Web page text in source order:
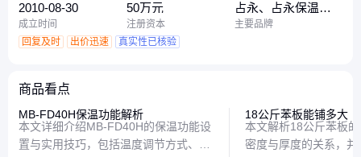
2010-08-30
成立时间
50万元
注册资本
占永、占永保温材
料厂、占永保温材
料
主要品牌
回复及时
出价迅速 真实性已核验
商品看点
MB-FD40H保温功能解析
本文详细介绍MB-FD40H的保温功能设
置与实用技巧，包括温度调节方式、节
18公斤苯板能铺多大
本文解析18公斤苯板
密度与厚度的关系，